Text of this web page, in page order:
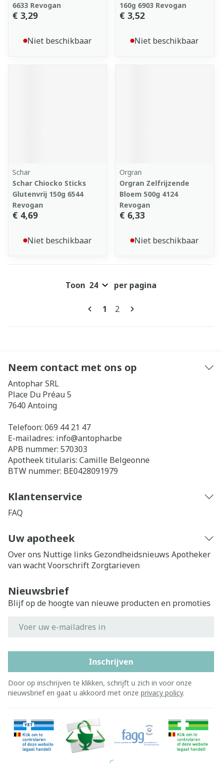
6633 Revogan
€ 3,29
Niet beschikbaar
160g 6903 Revogan
€ 3,52
Niet beschikbaar
Schar
Schar Chiocko Sticks
Glutenvrij 150g 6544
Revogan
€ 4,69
Niet beschikbaar
Orgran
Orgran Zelfrijzende
Bloem 500g 4124
Revogan
€ 6,33
Niet beschikbaar
Pagina's
U lees momenteel pagina
1 Pagina
2
Toon per pagina
Neem contact met ons op
Antophar SRL
Place Du Préau 5
7640 Antoing
Telefoon: 069 44 21 47
E-mailadres: info@antophar.be
APB nummer: 570303
Apotheek titularis: Camille Belgeonne
BTW nummer: BE0428091979
Klantenservice
FAQ
Uw apotheek
Over ons Nuttige links Gezondheidsnieuws Apotheker
van wachtVoorschrift Zorgtarieven
Nieuwsbrief
Blijf op de hoogte van nieuwe producten en promoties
Inschrijven
Door op inschrijven te klikken, schrijft u zich in voor onze
nieuwsbrief en gaat u akkoord met onze privacy policy.